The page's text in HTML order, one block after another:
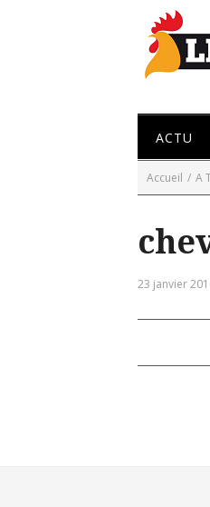
ACTU
Accueil / A
23 janvier